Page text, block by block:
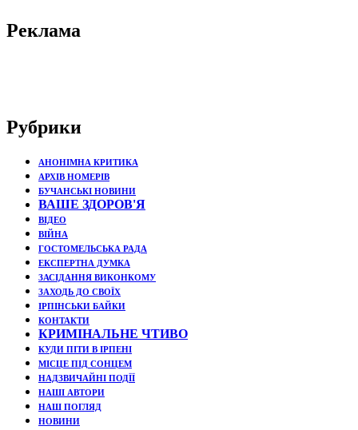
Реклама
Рубрики
АНОНІМНА КРИТИКА
АРХІВ НОМЕРІВ
БУЧАНСЬКІ НОВИНИ
ВАШЕ ЗДОРОВ'Я
ВІДЕО
ВІЙНА
ГОСТОМЕЛЬСЬКА РАДА
ЕКСПЕРТНА ДУМКА
ЗАСІДАННЯ ВИКОНКОМУ
ЗАХОДЬ ДО СВОЇХ
ІРПІНСЬКИ БАЙКИ
КОНТАКТИ
КРИМІНАЛЬНЕ ЧТИВО
КУДИ ПІТИ В ІРПЕНІ
МІСЦЕ ПІД СОНЦЕМ
НАДЗВИЧАЙНІ ПОДЇЇ
НАШІ АВТОРИ
НАШ ПОГЛЯД
НОВИНИ